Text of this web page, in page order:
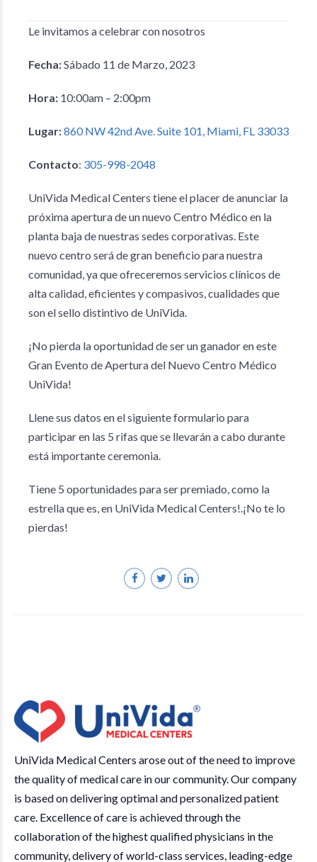
Le invitamos a celebrar con nosotros
Fecha:Sábado 11 de Marzo, 2023
Hora: 10:00am – 2:00pm
Lugar:860 NW 42nd Ave. Suite 101, Miami, FL 33033
Contacto: 305-998-2048
UniVida Medical Centers tiene el placer de anunciar la
próxima apertura de un nuevo Centro Médico en la
planta baja de nuestras sedes corporativas. Este
nuevo centro será de gran beneficio para nuestra
comunidad, ya que ofreceremos servicios clínicos de
alta calidad, eficientes y compasivos, cualidades que
son el sello distintivo de UniVida.
¡No pierda la oportunidad de ser un ganador en este
Gran Evento de Apertura del Nuevo Centro Médico
UniVida!
Llene sus datos en el siguiente formulario para
participar en las 5 rifas que se llevarán a cabo durante
está importante ceremonia.
Tiene 5 oportunidades para ser premiado, como la
estrella que es, en UniVida Medical Centers!.¡No te lo
pierdas!
UniVida Medical Centers arose out of the need to improve
the quality of medical care in our community. Our company
is based on delivering optimal and personalized patient
care. Excellence of care is achieved through the
collaboration of the highest qualified physicians in the
community, delivery of world-class services, leading-edge